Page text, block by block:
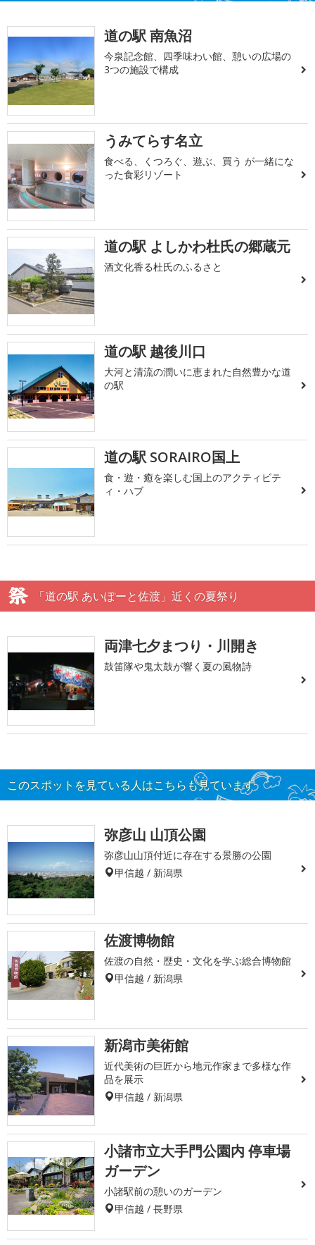
道の駅 南魚沼
今泉記念館、四季味わい館、憩いの広場の
3つの施設で構成
うみてらす名立
食べる、くつろぐ、遊ぶ、買う が一緒にな
った食彩リゾート
道の駅 よしかわ杜氏の郷蔵元
酒文化香る杜氏のふるさと
道の駅 越後川口
大河と清流の潤いに恵まれた自然豊かな道
の駅
道の駅 SORAIRO国上
食・遊・癒を楽しむ国上のアクティビテ
ィ・ハブ
「道の駅 あいぽーと佐渡」近くの夏祭り
両津七夕まつり・川開き
鼓笛隊や鬼太鼓が響く夏の風物詩
このスポットを見ている人はこちらも見ています
弥彦山 山頂公園
弥彦山山頂付近に存在する景勝の公園
甲信越 / 新潟県
佐渡博物館
佐渡の自然・歴史・文化を学ぶ総合博物館
甲信越 / 新潟県
新潟市美術館
近代美術の巨匠から地元作家まで多様な作
品を展示
甲信越 / 新潟県
小諸市立大手門公園内 停車場
ガーデン
小諸駅前の憩いのガーデン
甲信越 / 長野県